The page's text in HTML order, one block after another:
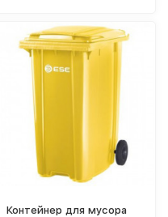
Контейнер для мусора